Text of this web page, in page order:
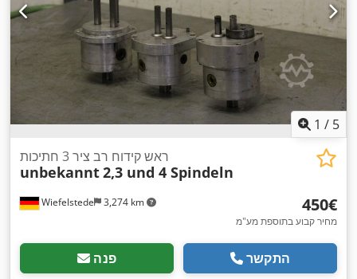
1 / 5
Wiefelstede 3,274 km
ראש קידוח רב ציר 3 חתיכות
unbekannt2,3 und 4 Spindeln
‏450 ‏€
מחיר קבוע בתוספת מע"מ
פנה התקשר